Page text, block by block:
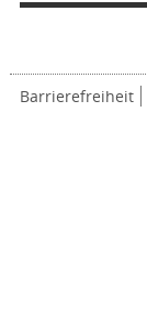
Barrierefreiheit